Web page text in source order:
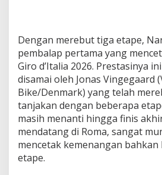
Dengan merebut tiga etape,
pembalap pertama yang
Giro d’Italia 2026. Prestasinya
disamai oleh Jonas Vingegaard
Bike/Denmark) yang telah
tanjakan dengan beberapa
masih menanti hingga finis
mendatang di Roma, sangat
mencetak kemenangan
etape.